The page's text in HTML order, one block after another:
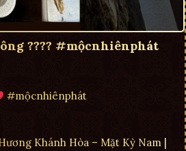
???? #mộcnhiênphát
#mộcnhiênphát
Khánh Hòa – Mặt Kỳ Nam |